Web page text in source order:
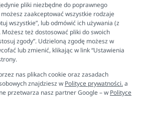
pliki niezbędne do poprawnego
zaakceptować wszystkie rodzaje
wszystkie”, lub odmówić ich używania (z
też dostosować pliki do swoich
zgody”. Udzieloną zgodę możesz w
lub zmienić, klikając w link “Ustawienia
nas plikach cookie oraz zasadach
znajdziesz w Polityce prywatności.a
przetwarza nasz partner Google – w Polityce